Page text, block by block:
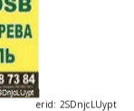
erid: 2SDnjcLUypt